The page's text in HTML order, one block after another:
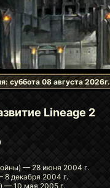
суббота 08 августа 2026г.
Lineage 2
— 28 июня 2004 г.
8 декабря 2004 г.
— 10 мая 2005 г.